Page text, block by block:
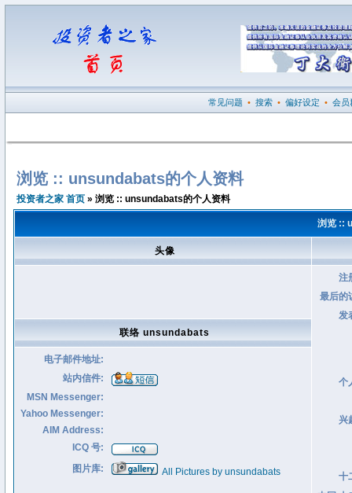
常见问题 • 搜索 • 偏好设定 • 会员
浏览 :: unsundabats的个人资料
投资者之家 首页 » 浏览 :: unsundabats的个人资料
浏览 ::
头像
注
最后的
发
个
兴
十
联络 unsundabats
电子邮件地址:
站内信件:
MSN Messenger:
Yahoo Messenger:
AIM Address:
ICQ 号:
图片库:
All Pictures by unsundabats